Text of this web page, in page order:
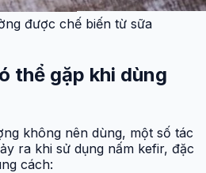
được chế biến từ sữa
thể gặp khi dùng
không nên dùng, một số tác
ra khi sử dụng nấm kefir, đặc
cách: